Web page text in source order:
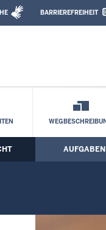
BARRIEREFREIHEIT
Suche
AUFGABEN